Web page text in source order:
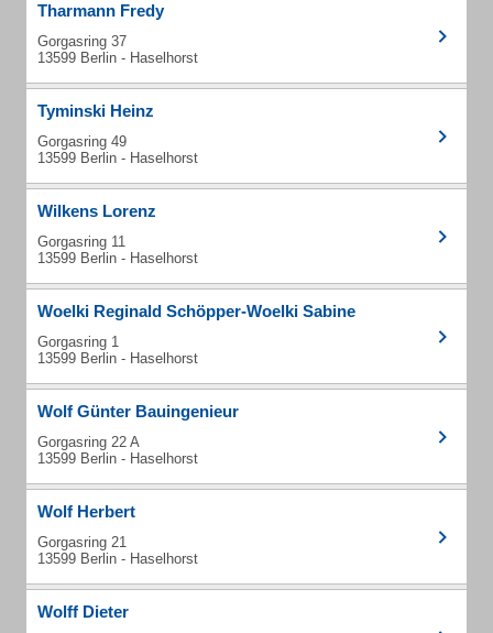
Tharmann Fredy
Gorgasring 37
13599 Berlin - Haselhorst
Tyminski Heinz
Gorgasring 49
13599 Berlin - Haselhorst
Wilkens Lorenz
Gorgasring 11
13599 Berlin - Haselhorst
Woelki Reginald Schöpper-Woelki Sabine
Gorgasring 1
13599 Berlin - Haselhorst
Wolf Günter Bauingenieur
Gorgasring 22 A
13599 Berlin - Haselhorst
Wolf Herbert
Gorgasring 21
13599 Berlin - Haselhorst
Wolff Dieter